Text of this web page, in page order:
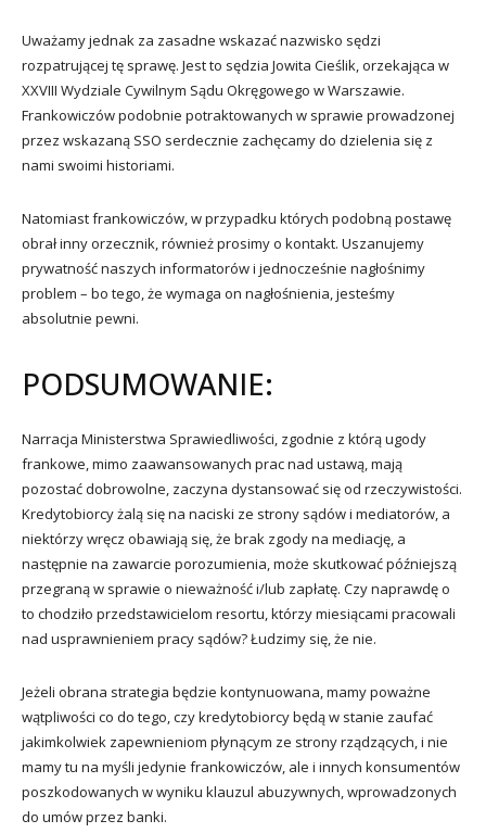
Uważamy jednak za zasadne wskazać nazwisko sędzi
rozpatrującej tę sprawę. Jest to sędzia Jowita Cieślik, orzekająca w
XXVIII Wydziale Cywilnym Sądu Okręgowego w Warszawie.
Frankowiczów podobnie potraktowanych w sprawie prowadzonej
przez wskazaną SSO serdecznie zachęcamy do dzielenia się z
nami swoimi historiami.
Natomiast frankowiczów, w przypadku których podobną postawę
obrał inny orzecznik, również prosimy o kontakt. Uszanujemy
prywatność naszych informatorów i jednocześnie nagłośnimy
problem – bo tego, że wymaga on nagłośnienia, jesteśmy
absolutnie pewni.
PODSUMOWANIE:
Narracja Ministerstwa Sprawiedliwości, zgodnie z którą ugody
frankowe, mimo zaawansowanych prac nad ustawą, mają
pozostać dobrowolne, zaczyna dystansować się od rzeczywistości.
Kredytobiorcy żalą się na naciski ze strony sądów i mediatorów, a
niektórzy wręcz obawiają się, że brak zgody na mediację, a
następnie na zawarcie porozumienia, może skutkować późniejszą
przegraną w sprawie o nieważność i/lub zapłatę. Czy naprawdę o
to chodziło przedstawicielom resortu, którzy miesiącami pracowali
nad usprawnieniem pracy sądów? Łudzimy się, że nie.
Jeżeli obrana strategia będzie kontynuowana, mamy poważne
wątpliwości co do tego, czy kredytobiorcy będą w stanie zaufać
jakimkolwiek zapewnieniom płynącym ze strony rządzących, i nie
mamy tu na myśli jedynie frankowiczów, ale i innych konsumentów
poszkodowanych w wyniku klauzul abuzywnych, wprowadzonych
do umów przez banki.